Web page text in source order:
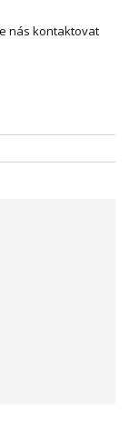
nás kontaktovat